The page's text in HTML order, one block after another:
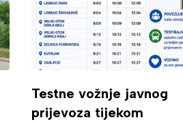
Testne vožnje javnog
prijevoza tijekom